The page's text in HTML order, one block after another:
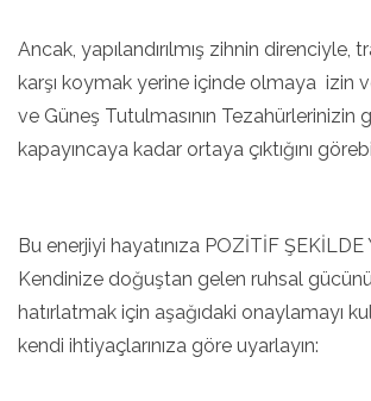
Ancak, yapılandırılmış zihnin direnciyle,
karşı koymak yerine içinde olmaya izin
ve Güneş Tutulmasının Tezahürlerinizin
kapayıncaya kadar ortaya çıktığını
Bu enerjiyi hayatınıza POZİTİF ŞEKİLDE
Kendinize doğuştan gelen ruhsal
hatırlatmak için aşağıdaki onaylamayı
kendi ihtiyaçlarınıza göre uyarlayın: